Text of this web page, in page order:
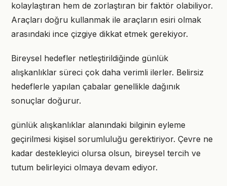
kolaylaştıran hem de zorlaştıran bir faktör olabiliyor.
Araçları doğru kullanmak ile araçların esiri olmak
arasındaki ince çizgiye dikkat etmek gerekiyor.
Bireysel hedefler netleştirildiğinde günlük
alışkanlıklar süreci çok daha verimli ilerler. Belirsiz
hedeflerle yapılan çabalar genellikle dağınık
sonuçlar doğurur.
günlük alışkanlıklar alanındaki bilginin eyleme
geçirilmesi kişisel sorumluluğu gerektiriyor. Çevre ne
kadar destekleyici olursa olsun, bireysel tercih ve
tutum belirleyici olmaya devam ediyor.